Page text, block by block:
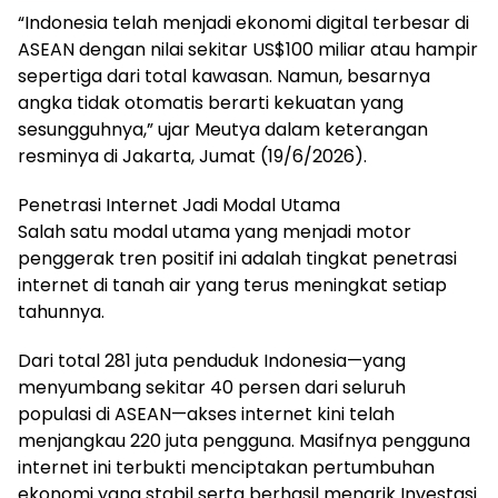
“Indonesia telah menjadi ekonomi digital terbesar di
ASEAN dengan nilai sekitar US$100 miliar atau hampir
sepertiga dari total kawasan. Namun, besarnya
angka tidak otomatis berarti kekuatan yang
sesungguhnya,” ujar Meutya dalam keterangan
resminya di Jakarta, Jumat (19/6/2026).
Penetrasi Internet Jadi Modal Utama
Salah satu modal utama yang menjadi motor
penggerak tren positif ini adalah tingkat penetrasi
internet di tanah air yang terus meningkat setiap
tahunnya.
Dari total 281 juta penduduk Indonesia—yang
menyumbang sekitar 40 persen dari seluruh
populasi di ASEAN—akses internet kini telah
menjangkau 220 juta pengguna. Masifnya pengguna
internet ini terbukti menciptakan pertumbuhan